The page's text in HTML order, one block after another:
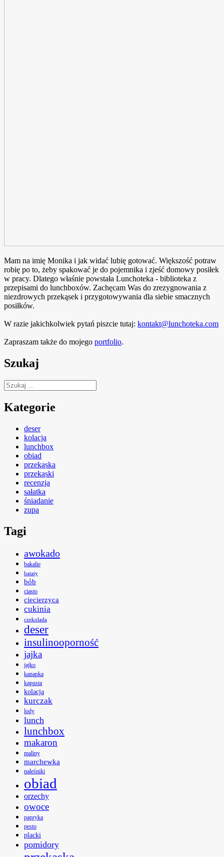
Mam na imię Monika i jak widać lubię gotować. Większość potraw
robię po to, żeby spakować je do pojemnika i zjeść domowy posiłek
w pracy. Dlatego właśnie powstała Lunchoteka - biblioteka z
przepisami do lunchboxów. Zachęcam Was do zrezygnowania z
niezdrowych przekąsek i przygotowywania dla siebie smacznych
posiłków.
W razie jakichkolwiek pytań piszcie tutaj: kontakt@lunchoteka.com
Zapraszam także do mojego portfolio.
Szukaj
Szukaj:
Kategorie
deser
kolacja
lunchbox
obiad
przekąska
przekąski
recenzja
sałatka
śniadanie
zupa
Tagi
awokado
bakalie
bataty
bób
ciasto
ciecierzyca
cukinia
czekolada
deser
insulinooporność
jajka
jajko
kanapka
kapusta
kolacja
kurczak
lody
lunch
lunchbox
makaron
maliny
marchewka
naleśniki
obiad
orzechy
owoce
papryka
pesto
placki
pomidory